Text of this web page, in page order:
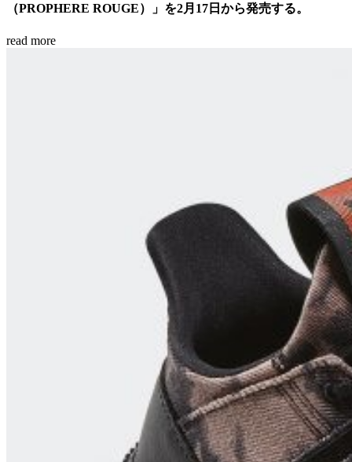
（PROPHERE ROUGE）」を2月17日から発売する。
read more